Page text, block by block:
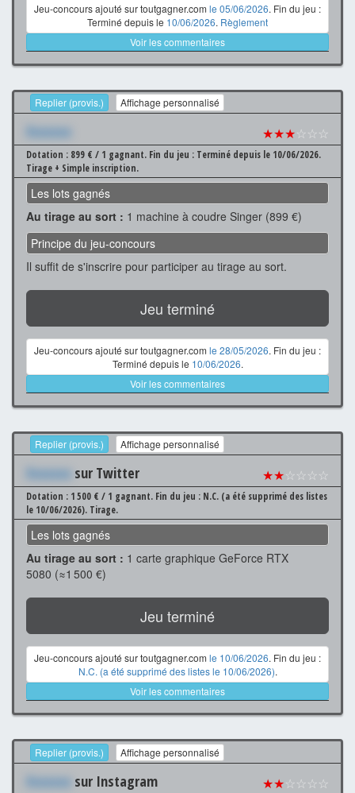
Jeu-concours ajouté sur toutgagner.com le 05/06/2026. Fin du jeu :
Terminé depuis le 10/06/2026. Règlement
Voir les commentaires
Replier (provis.) Affichage personnalisé
Xxxxxxx ★★★☆☆☆
Dotation : 899 € / 1 gagnant. Fin du jeu : Terminé depuis le 10/06/2026.
Tirage + Simple inscription.
Les lots gagnés
Au tirage au sort : 1 machine à coudre Singer (899 €)
Principe du jeu-concours
Il suffit de s'inscrire pour participer au tirage au sort.
Jeu terminé
Jeu-concours ajouté sur toutgagner.com le 28/05/2026. Fin du jeu :
Terminé depuis le 10/06/2026.
Voir les commentaires
Replier (provis.) Affichage personnalisé
Xxxxxxx sur Twitter ★★☆☆☆☆
Dotation : 1 500 € / 1 gagnant. Fin du jeu : N.C. (a été supprimé des listes
le 10/06/2026). Tirage.
Les lots gagnés
Au tirage au sort : 1 carte graphique GeForce RTX
5080 (≈1 500 €)
Jeu terminé
Jeu-concours ajouté sur toutgagner.com le 10/06/2026. Fin du jeu :
N.C. (a été supprimé des listes le 10/06/2026).
Voir les commentaires
Replier (provis.) Affichage personnalisé
Xxxxxxx sur Instagram ★★☆☆☆☆